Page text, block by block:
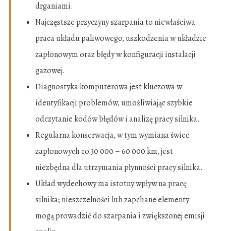
drganiami.
Najczęstsze przyczyny szarpania to niewłaściwa
praca układu paliwowego, uszkodzenia w układzie
zapłonowym oraz błędy w konfiguracji instalacji
gazowej.
Diagnostyka komputerowa jest kluczowa w
identyfikacji problemów, umożliwiając szybkie
odczytanie kodów błędów i analizę pracy silnika.
Regularna konserwacja, w tym wymiana świec
zapłonowych co 30 000 – 60 000 km, jest
niezbędna dla utrzymania płynności pracy silnika.
Układ wydechowy ma istotny wpływ na pracę
silnika; nieszczelności lub zapchane elementy
mogą prowadzić do szarpania i zwiększonej emisji